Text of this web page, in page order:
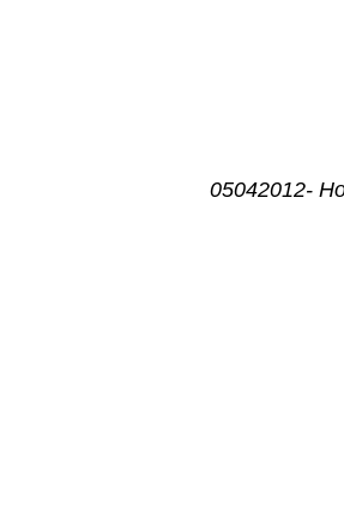
05042012-